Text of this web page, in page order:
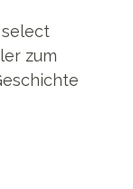
select
zum